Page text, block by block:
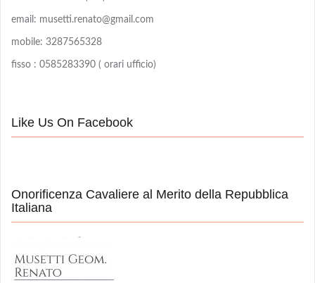
email: musetti.renato@gmail.com
mobile: 3287565328
fisso : 0585283390 ( orari ufficio)
Like Us On Facebook
Onorificenza Cavaliere al Merito della Repubblica
Italiana